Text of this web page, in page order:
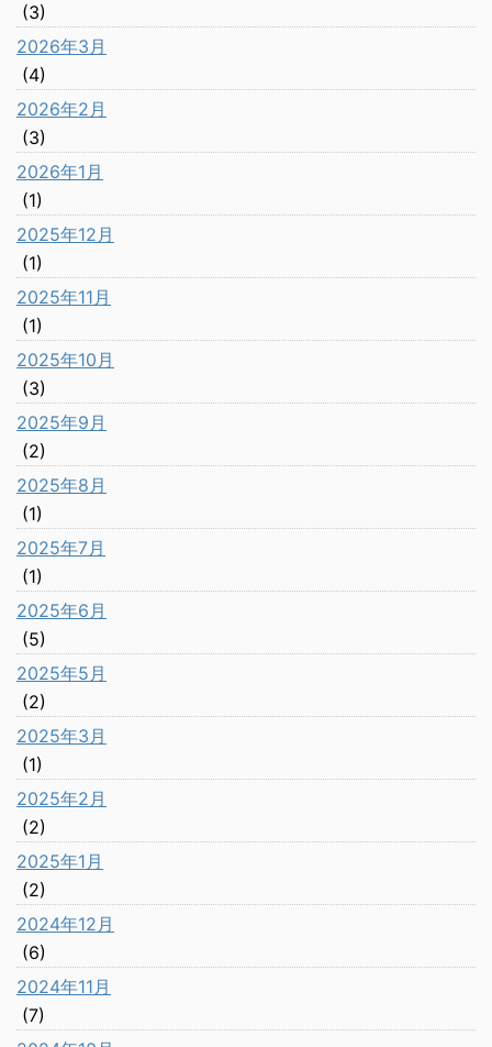
(3)
2026年3月
(4)
2026年2月
(3)
2026年1月
(1)
2025年12月
(1)
2025年11月
(1)
2025年10月
(3)
2025年9月
(2)
2025年8月
(1)
2025年7月
(1)
2025年6月
(5)
2025年5月
(2)
2025年3月
(1)
2025年2月
(2)
2025年1月
(2)
2024年12月
(6)
2024年11月
(7)